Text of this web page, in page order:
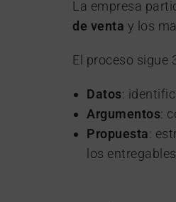
La empresa
de venta y los
El proceso sigue
Datos:
Argumentos:
Propuesta:
los